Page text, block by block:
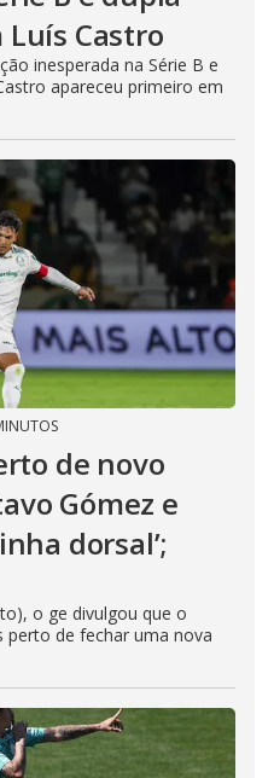
Castro
inesperada na Série B e
apareceu primeiro em
de novo
Gómez e
dorsal’;
o ge divulgou que o
perto de fechar uma nova